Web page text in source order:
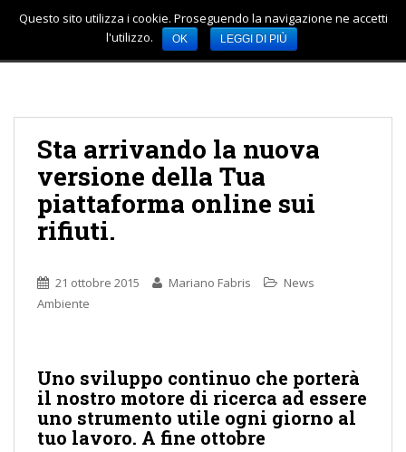
Sta arrivando la nuova
versione della Tua
piattaforma online sui
rifiuti.
21 ottobre 2015 Mariano Fabris
News
Ambiente
Uno sviluppo continuo che porterà
il nostro motore di ricerca ad essere
uno strumento utile ogni giorno al
tuo lavoro. A fine ottobre
Questo sito utilizza i cookie. Proseguendo la navigazione ne accetti
l'utilizzo.
OK LEGGI DI PIÙ